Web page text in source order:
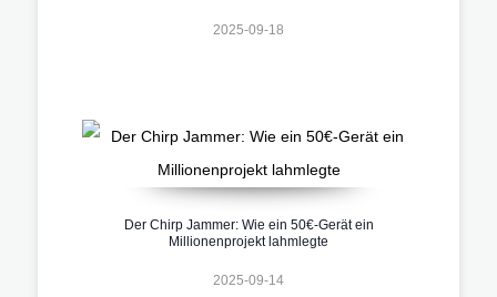
2025-09-18
Der Chirp Jammer: Wie ein 50€-Gerät ein
Millionenprojekt lahmlegte
2025-09-14